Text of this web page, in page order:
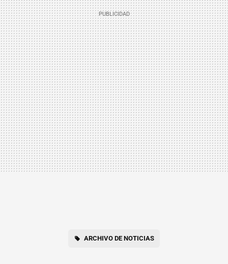
ARCHIVO DE NOTICIAS